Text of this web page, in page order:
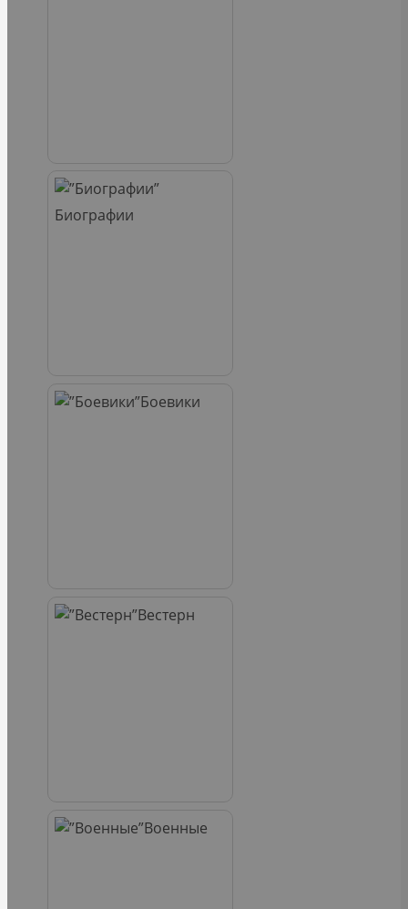
Биографии
Боевики
Вестерн
Военные